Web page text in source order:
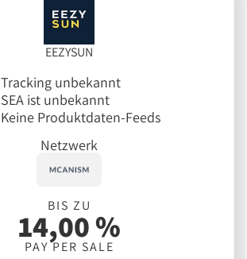
EEZYSUN
Tracking unbekannt
SEA ist unbekannt
Keine Produktdaten-Feeds
Netzwerk
BIS ZU
14,00 %
PAY PER SALE